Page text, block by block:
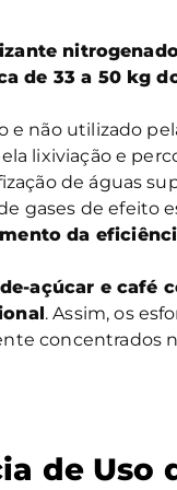
de 33 a 50 kg
e não utilizado
lixiviação e
de águas
gases de efeito
da
açúcar e café
. Assim, os
concentrados
de Uso